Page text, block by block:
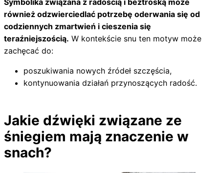
Symbolika związana z radością i beztroską może
również odzwierciedlać potrzebę oderwania się od
codziennych zmartwień i cieszenia się
teraźniejszością. W kontekście snu ten motyw może
zachęcać do:
poszukiwania nowych źródeł szczęścia,
kontynuowania działań przynoszących radość.
Jakie dźwięki związane ze
śniegiem mają znaczenie w
snach?